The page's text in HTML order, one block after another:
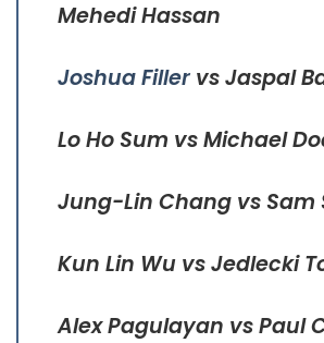
Mehedi Hassan
Joshua Filler vs Jaspal
Lo Ho Sum vs Michael
Jung-Lin Chang vs Sam
Kun Lin Wu vs Jedlecki
Alex Pagulayan vs Paul